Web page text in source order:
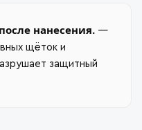
нанесения. —
щёток и
защитный